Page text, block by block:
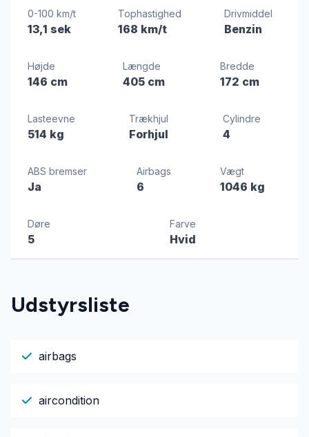
0-100 km/t
13,1 sek
Tophastighed
168 km/t
Drivmiddel
Benzin
Højde
146 cm
Længde
405 cm
Bredde
172 cm
Lasteevne
514 kg
Trækhjul
Forhjul
Cylindre
4
ABS bremser
Ja
Airbags
6
Vægt
1046 kg
Døre
5
Farve
Hvid
Udstyrsliste
airbags
aircondition